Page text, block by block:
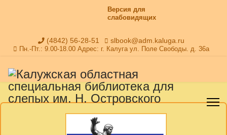
Версия для
слабовидящих
(4842) 56-28-51 slbook@adm.kaluga.ru
Пн.-Пт.: 9.00-18.00 Адрес: г. Калуга ул. Поле Свободы. д. 36а